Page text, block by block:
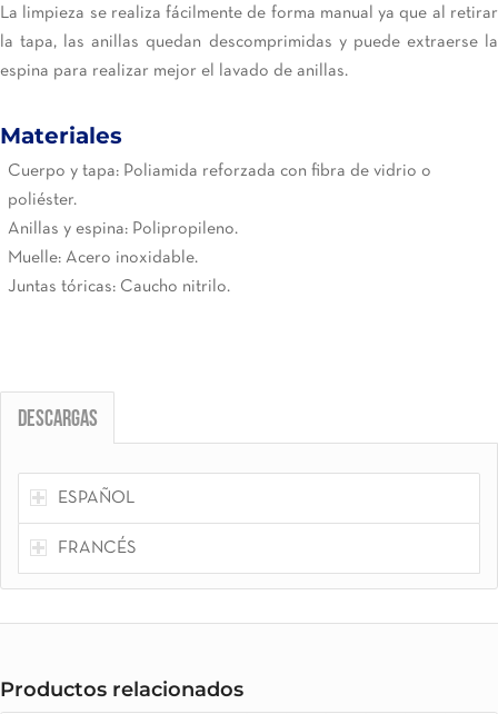
La limpieza se realiza fácilmente de forma manual ya que al retirar
la tapa, las anillas quedan descomprimidas y puede extraerse la
espina para realizar mejor el lavado de anillas.
Materiales
Cuerpo y tapa: Poliamida reforzada con fibra de vidrio o
poliéster.
Anillas y espina: Polipropileno.
Muelle: Acero inoxidable.
Juntas tóricas: Caucho nitrilo.
Descargas
ESPAÑOL
FRANCÉS
Productos relacionados